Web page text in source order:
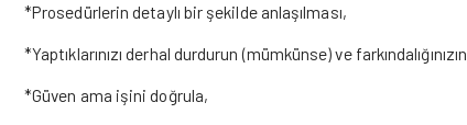
*Prosedürlerin detaylı bir şekilde anlaşılması,
*Yaptıklarınızı derhal durdurun (mümkünse) ve
*Güven ama işini doğrula,